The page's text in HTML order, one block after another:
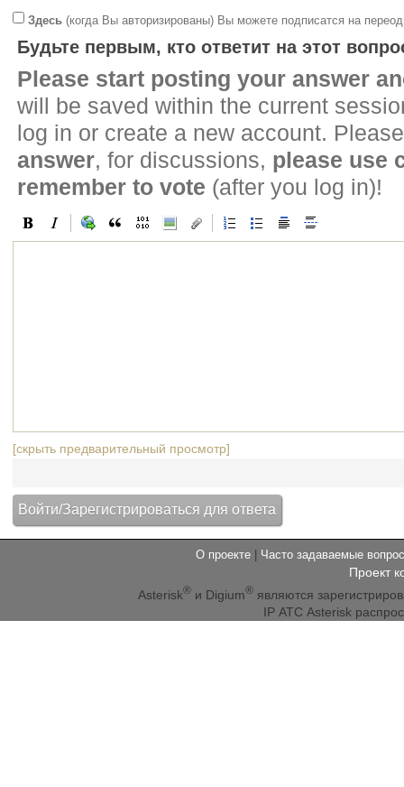
Здесь (когда Вы авторизированы) Вы можете подписатся на
Будьте первым, кто ответит на этот
Please start posting your answer
will be saved within the current
log in or create a new account.
answer, for discussions, please use
remember to vote (after you log in)!
[скрыть предварительный просмотр]
О проекте Часто задаваемые
Проект
Asterisk® и Digium® являются
IP АТС Asterisk